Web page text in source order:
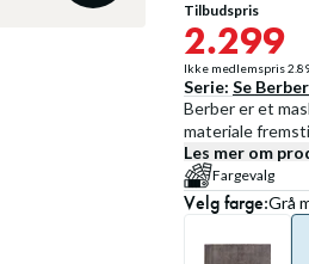
Tilbudspris
2.299
Ikke medlemspris
Serie: Se Berber
Berber er et
materiale
Les mer om
Fargevalg
Velgfarge:Grå